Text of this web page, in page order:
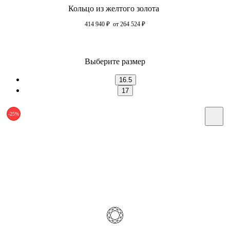
Кольцо из желтого золота
414 940 ₽ от 264 524 ₽
Выберите размер
16.5
17
-25%